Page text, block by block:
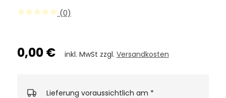
(0)
0,00 € inkl. MwSt zzgl. Versandkosten
Lieferung voraussichtlich am *